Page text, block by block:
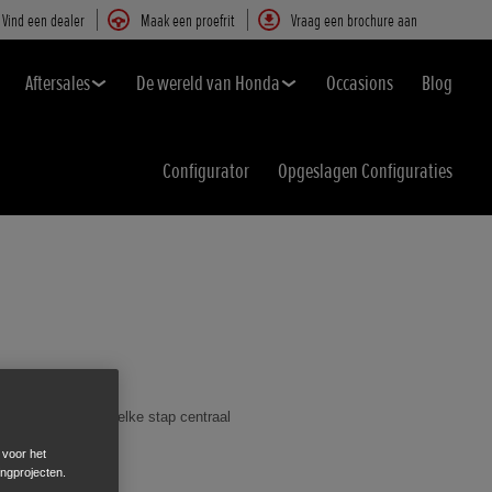
Vind een dealer Maak een proefrit Vraag een brochure aan
Aftersales De wereld van Honda Occasions Blog
Configurator Opgeslagen Configuraties
uw behoeften bij elke stap centraal
voor het